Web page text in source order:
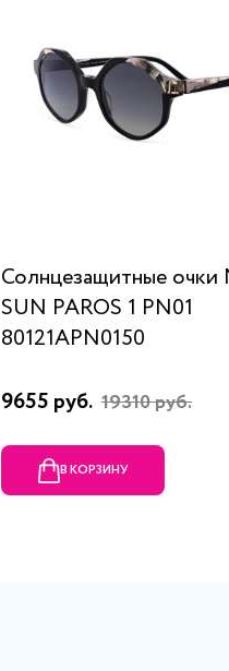
Солнцезащитные очки
SUN PAROS 1 PN01
80121APN0150
9655 руб. 19310 руб.
В КОРЗИНУ